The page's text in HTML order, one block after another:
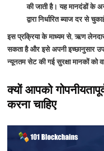
की जाती है। यह मानदंडों के
द्वारा निर्धारित ब्याज दर से
इस प्रक्रिया के माध्यम से, ऋण
सकता है और इसे अपनी इच्छानुसार
न्यूनतम सेट की गई सुरक्षा मानकों को
क्यों आपको
करना चाहिए